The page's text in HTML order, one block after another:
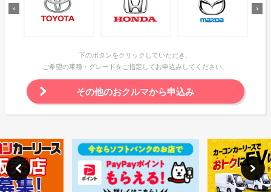
下のボタンをクリックしていただき、
ご希望の車種・グレードをご指定してお申込みしてください。
その他のおクルマから申込み